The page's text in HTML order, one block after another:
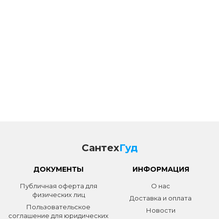
СантехГуд
ДОКУМЕНТЫ
Публичная оферта для
физических лиц
Пользовательское
соглашение для юридических
ИНФОРМАЦИЯ
О нас
Доставка и оплата
Новости